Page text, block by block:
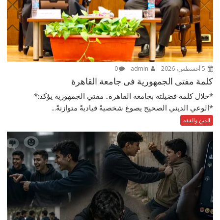
0
كلمة مفتى الجمهورية فى جامعة القاهرة
*خلال كلمة فضيلته بجامعة القاهرة.. مفتي الجمهورية يؤكد:*
*الوعي الديني الصحيح يصوغ شخصيةً قياديةً متوازنةً...
الدين والفقه